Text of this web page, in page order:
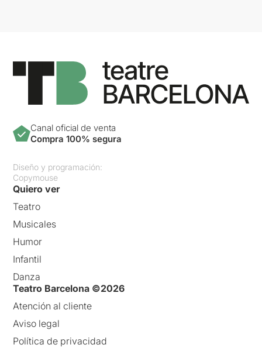
Canal oficial de venta
Compra 100% segura
Diseño y programación:
Copymouse
Quiero ver
Teatro
Musicales
Humor
Infantil
Danza
Teatro Barcelona ©2026
Atención al cliente
Aviso legal
Política de privacidad